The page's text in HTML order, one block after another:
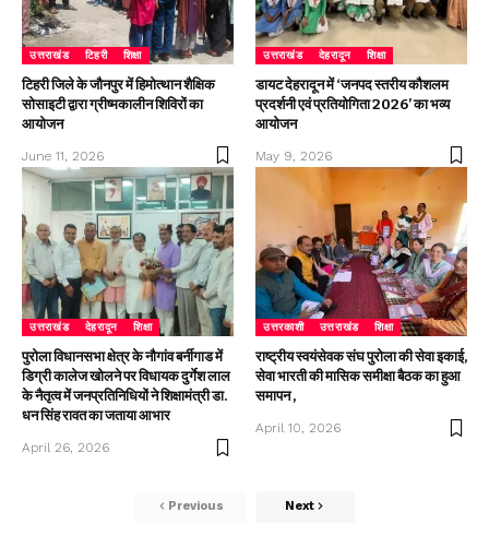
उत्तराखंड टिहरी शिक्षा
टिहरी जिले के जौनपुर में हिमोत्थान शैक्षिक
सोसाइटी द्वारा ग्रीष्मकालीन शिविरों का
आयोजन
June 11, 2026
उत्तराखंड देहरादून शिक्षा
डायट देहरादून में ‘जनपद स्तरीय कौशलम
प्रदर्शनी एवं प्रतियोगिता 2026’ का भव्य
आयोजन
May 9, 2026
उत्तराखंड देहरादून शिक्षा
पुरोला विधानसभा क्षेत्र के नौगांव बर्नीगाड में
डिग्री कालेज खोलने पर विधायक दुर्गेश लाल
के नैतृत्व में जनप्रतिनिधियों ने शिक्षामंत्री डा.
धन सिंह रावत का जताया आभार
April 26, 2026
उत्तरकाशी उत्तराखंड शिक्षा
राष्ट्रीय स्वयंसेवक संघ पुरोला की सेवा इकाई,
सेवा भारती की मासिक समीक्षा बैठक का हुआ
समापन ,
April 10, 2026
Previous Next